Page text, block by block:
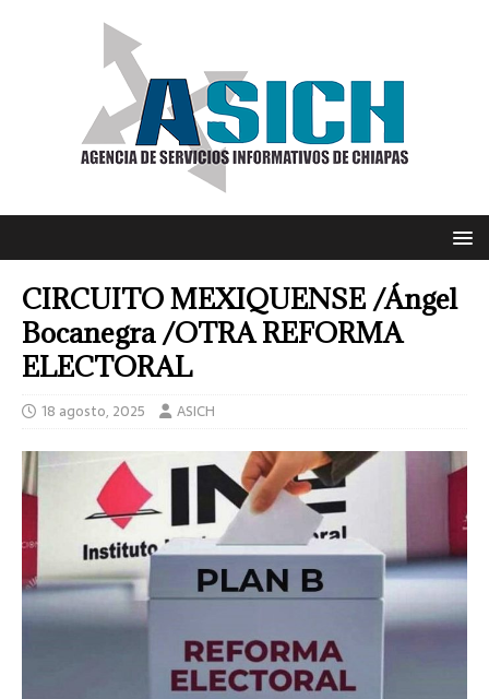
CIRCUITO MEXIQUENSE /Ángel
Bocanegra /OTRA REFORMA
ELECTORAL
18 agosto, 2025 ASICH